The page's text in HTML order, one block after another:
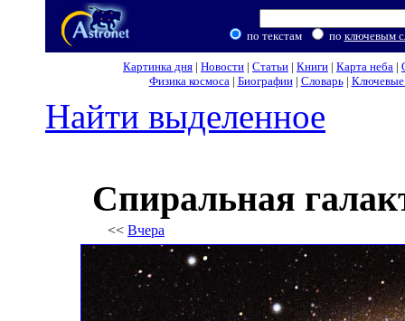
по текстам по ключевым
Картинка дня | Новости | Статьи | Книги | Карта неба |
Физика космоса| Биографии| Словарь| Ключевые
Найти выделенное
Спиральная
<< Вчера